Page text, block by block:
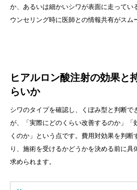
か、あるいは細かいシワが表面に走ってい
ウンセリング時に医師との情報共有がスム
ヒアルロン酸注射の効果と
らいか
シワのタイプを確認し、くぼみ型と判断で
が、「実際にどのくらい改善するのか」「
くのか」という点です。費用対効果を判断
り、施術を受けるかどうかを決める前に具
求められます。